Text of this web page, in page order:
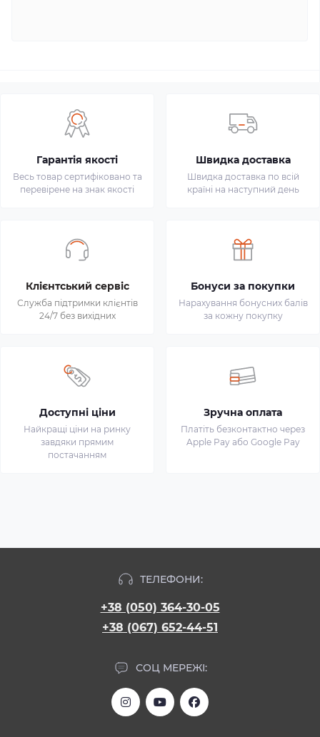
Гарантія якості
Весь товар сертифіковано та
перевірене на знак якості
Швидка доставка
Швидка доставка по всій
країні на наступний день
Клієнтський сервіс
Служба підтримки клієнтів
24/7 без вихідних
Бонуси за покупки
Нарахування бонусних балів
за кожну покупку
Доступні ціни
Найкращі ціни на ринку
завдяки прямим
постачанням
Зручна оплата
Платіть безконтактно через
Apple Pay або Google Pay
ТЕЛЕФОНИ:
+38 (050) 364-30-05
+38 (067) 652-44-51
СОЦ МЕРЕЖІ: